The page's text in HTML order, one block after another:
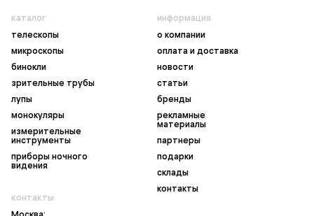
каталог
телескопы
микроскопы
бинокли
зрительные трубы
лупы
монокуляры
измерительные
инструменты
приборы ночного
видения
информация
о компании
оплата и доставка
новости
статьи
бренды
рекламные
материалы
партнеры
подарки
склады
контакты
контакты